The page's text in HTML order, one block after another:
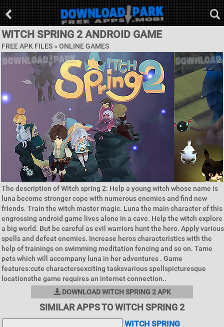
WITCH SPRING 2 ANDROID GAME
FREE APK FILES » ONLINE GAMES
The description of Witch spring 2: Help a young witch whose name is
luna become stronger cope with numerous enemies and find new
friends. Train the witch master magic. Luna the main character of this
engrossing android game lives alone in a cave. Help the witch explore
a big world. But be careful as evil warriors hunt the hero. Apply various
spells and defeat enemies. Increase heros characteristics with the
help of trainings on swimming meditation fencing and so on. Tame
pets which will accompany luna in her adventures . Game
features:cute charactersexciting tasksvarious spellspicturesque
locationsthe game requires an internet connection..
DOWNLOAD WITCH SPRING 2 APK
SIMILAR APPS TO WITCH SPRING 2
WITCH SPRING